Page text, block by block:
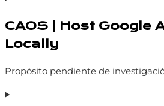
service
wp-
CAOS | Host Google
Locally
Propósito pendiente de
Consent